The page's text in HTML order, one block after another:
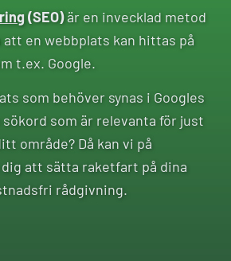
(SEO)är en invecklad metod
en webbplats kan hittas på
t.ex. Google.
som behöver synas i Googles
som är relevanta för just
område? Då kan vi på
att sätta raketfart på dina
rådgivning.